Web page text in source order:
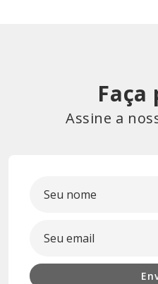
Faça
Assine a